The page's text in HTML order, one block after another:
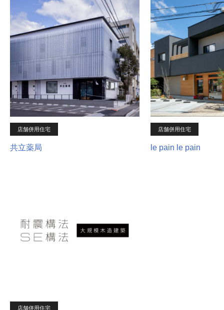
店舗併用住宅
共立薬局
店舗併用住宅
le pain le pain
店舗併用住宅